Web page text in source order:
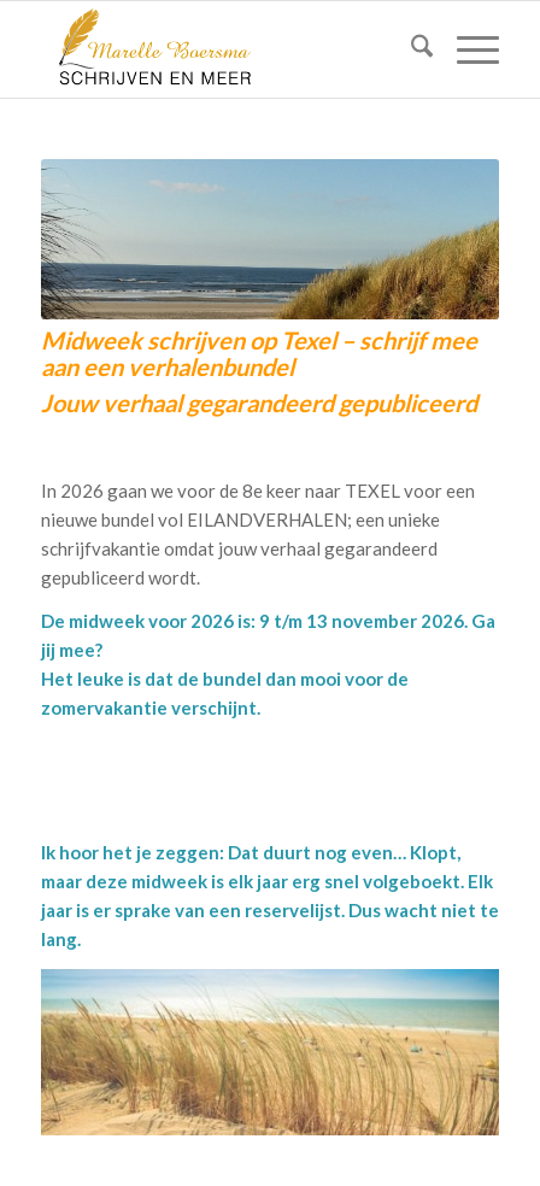
Midweek schrijven op Texel – schrijf mee
aan een verhalenbundel
Jouw verhaal gegarandeerd gepubliceerd
In 2026 gaan we voor de 8e keer naar TEXEL voor een
nieuwe bundel vol EILANDVERHALEN; een unieke
schrijfvakantie omdat jouw verhaal gegarandeerd
gepubliceerd wordt.
De midweek voor 2026 is: 9 t/m 13 november 2026. Ga
jij mee?
Het leuke is dat de bundel dan mooi voor de
zomervakantie verschijnt.
Ik hoor het je zeggen: Dat duurt nog even… Klopt,
maar deze midweek is elk jaar erg snel volgeboekt. Elk
jaar is er sprake van een reservelijst. Dus wacht niet te
lang.